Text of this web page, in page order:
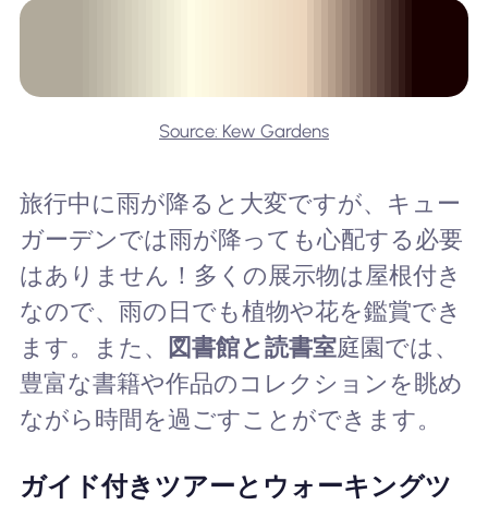
Source: Kew Gardens
旅行中に雨が降ると大変ですが、キュー
ガーデンでは雨が降っても心配する必要
はありません！多くの展示物は屋根付き
なので、雨の日でも植物や花を鑑賞でき
ます。また、
図書館と読書室庭園では、
豊富な書籍や作品のコレクションを眺め
ながら時間を過ごすことができます。
ガイド付きツアーとウォーキングツ